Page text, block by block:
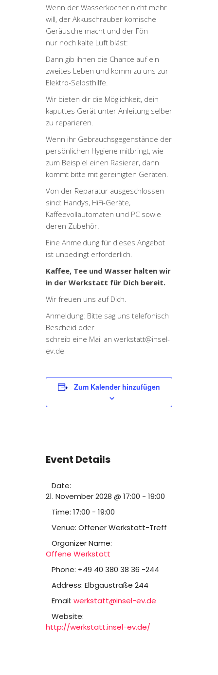
Wenn der Wasserkocher nicht mehr
will, der Akkuschrauber komische
Geräusche macht und der Fön
nur noch kalte Luft bläst:
Dann gib ihnen die Chance auf ein
zweites Leben und komm zu uns zur
Elektro-Selbsthilfe.
Wir bieten dir die Möglichkeit, dein
kaputtes Gerät unter Anleitung selber
zu reparieren.
Wenn ihr Gebrauchsgegenstände der
persönlichen Hygiene mitbringt, wie
zum Beispiel einen Rasierer, dann
kommt bitte mit gereinigten Geräten.
Von der Reparatur ausgeschlossen
sind: Handys, HiFi-Geräte,
Kaffeevollautomaten und PC sowie
deren Zubehör.
Eine Anmeldung für dieses Angebot
ist unbedingt erforderlich.
Kaffee, Tee und Wasser halten wir
in der Werkstatt für Dich bereit.
Wir freuen uns auf Dich.
Anmeldung: Bitte sag uns telefonisch
Bescheid oder
schreib eine Mail an werkstatt@insel-
ev.de
Zum Kalender hinzufügen
Event Details
Date:
21. November 2028 @ 17:00 - 19:00
Time: 17:00 - 19:00
Venue: Offener Werkstatt-Treff
Organizer Name:
Offene Werkstatt
Phone: +49 40 380 38 36 -244
Address: Elbgaustraße 244
Email: werkstatt@insel-ev.de
Website:
http://werkstatt.insel-ev.de/